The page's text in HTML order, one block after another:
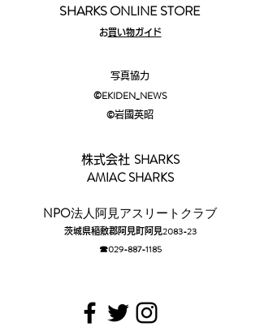
SHARKS ONLINE STORE
​お買い物ガイド
写真協力
©EKIDEN_NEWS
©︎岩國英昭
株式会社 SHARKS
AMIAC SHARKS
​NPO法人阿見アスリートクラブ
茨城県稲敷郡阿見町阿見2083-23
☎029-887-1185​